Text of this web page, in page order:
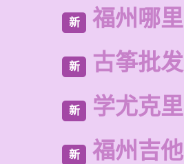
新 福州哪
新 古筝批
新 学尤克
新 福州吉